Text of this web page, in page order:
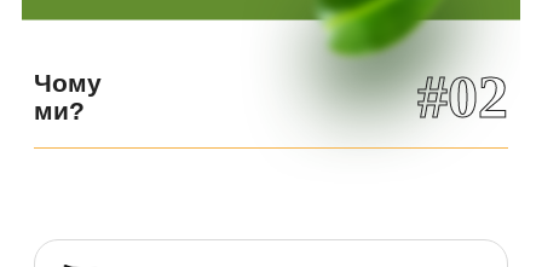
Чому
ми?
#02